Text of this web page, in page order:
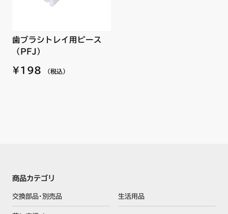
歯ブラシトレイ用ピース
（PFJ）
¥198 （税込）
商品カテゴリ
交換部品･別売品 生活用品